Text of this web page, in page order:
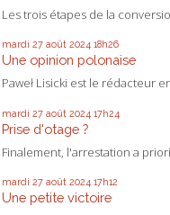
Les trois étapes de la
mardi 27 août 2024 18h26
Une opinion polonaise
Paweł Lisicki est le rédacteur
mardi 27 août 2024 17h24
Prise d'otage ?
Finalement, l'arrestation a
mardi 27 août 2024 17h12
Une petite victoire